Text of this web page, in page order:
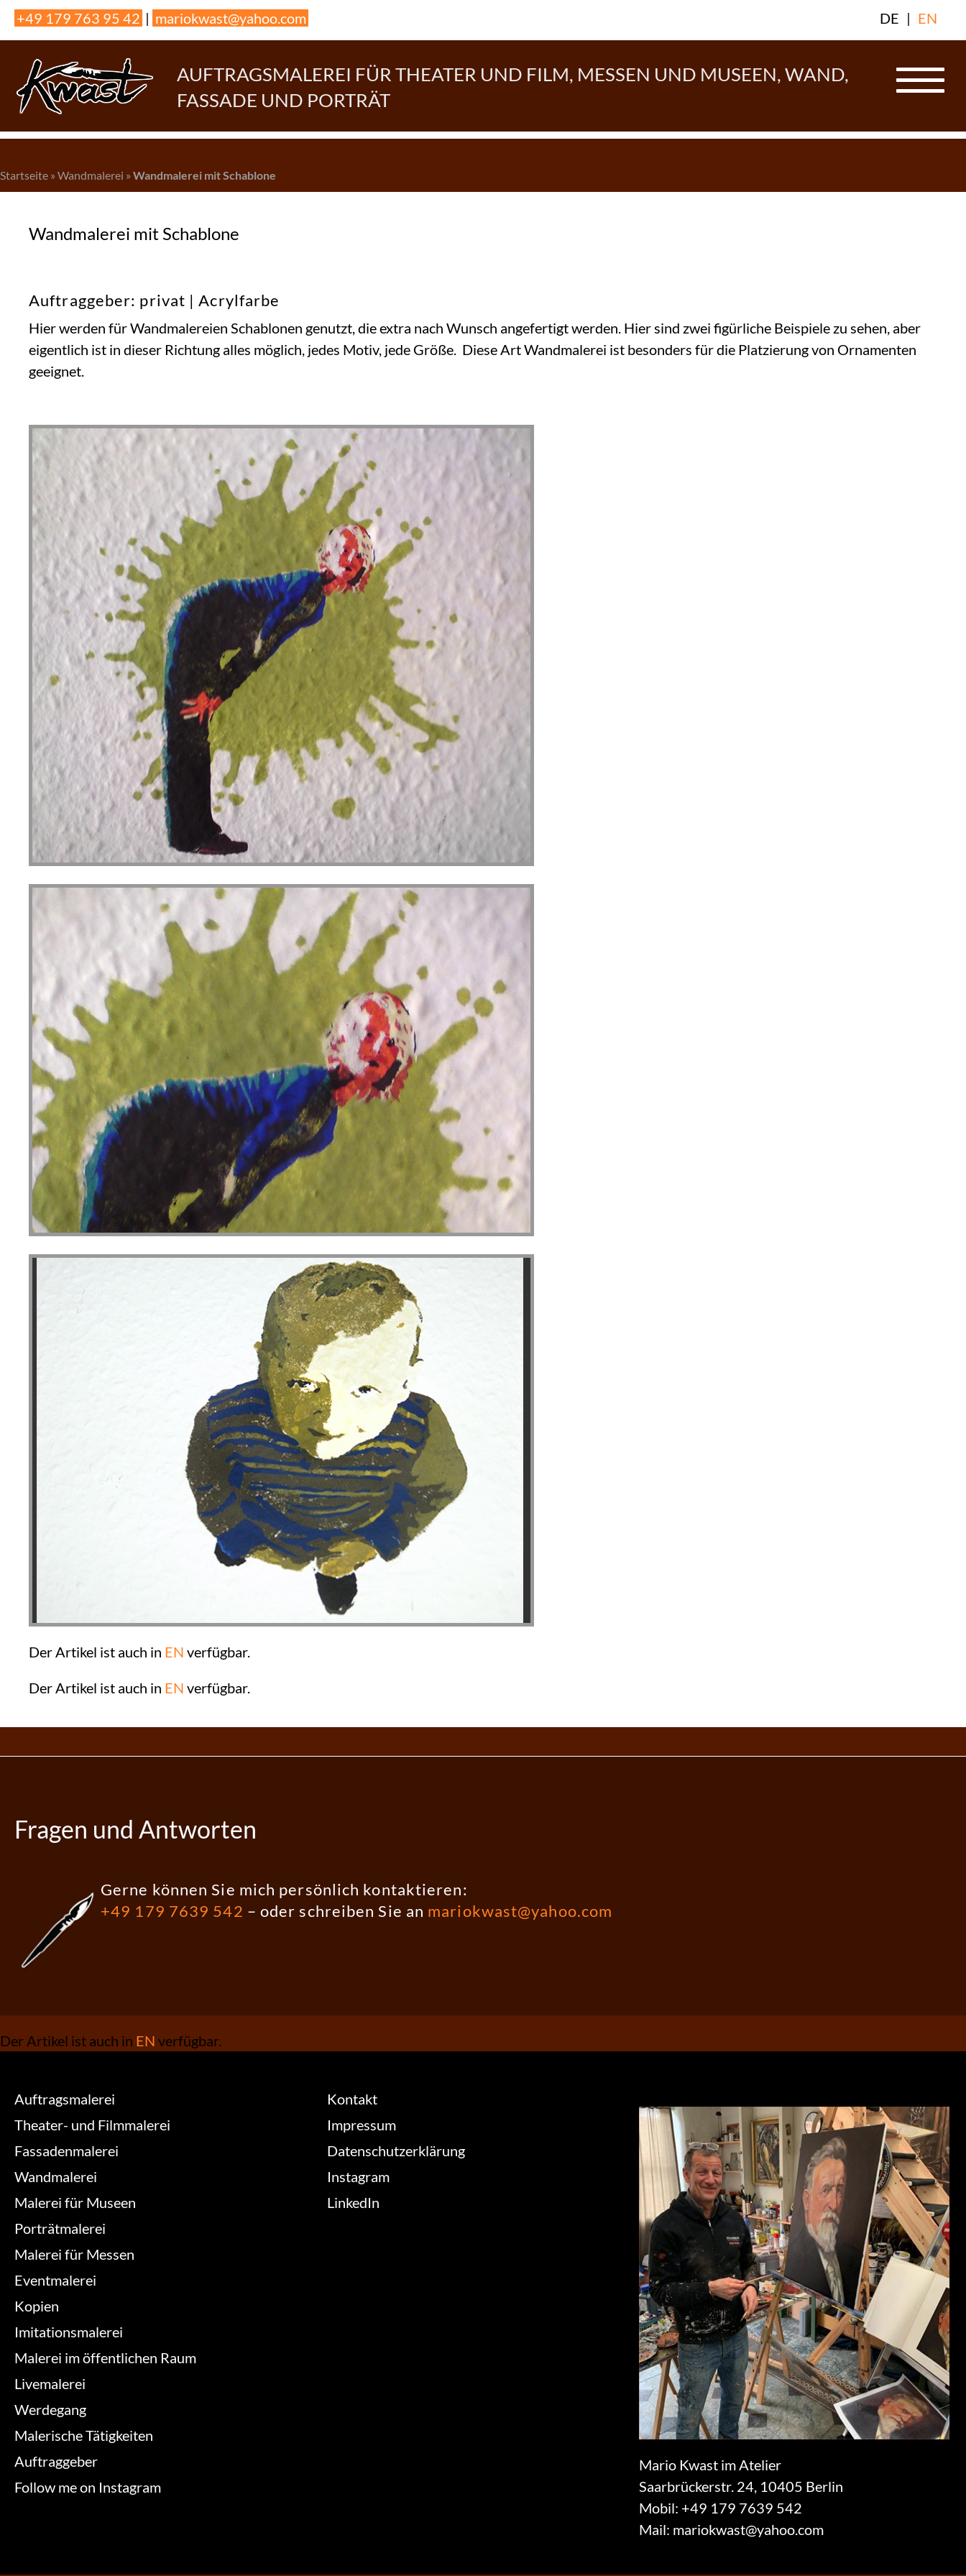
Skip+49 179 763 95 42 | mariokwast@yahoo.com DE | EN
AUFTRAGSMALEREI FÜR THEATER UND FILM, MESSEN UND MUSEEN, WAND,
FASSADE UND PORTRÄT
Startseite » Wandmalerei » Wandmalerei mit Schablone
Wandmalerei mit Schablone
Auftraggeber: privat | Acrylfarbe
Hier werden für Wandmalereien Schablonen genutzt, die extra nach Wunsch angefertigt werden. Hier sind zwei figürliche Beispiele zu sehen, aber
eigentlich ist in dieser Richtung alles möglich, jedes Motiv, jede Größe. Diese Art Wandmalerei ist besonders für die Platzierung von Ornamenten
geeignet.
Der Artikel ist auch in EN verfügbar.
Der Artikel ist auch in EN verfügbar.
Fragen und Antworten
Gerne können Sie mich persönlich kontaktieren:
+49 179 7639 542 – oder schreiben Sie an mariokwast@yahoo.com
Der Artikel ist auch in EN verfügbar.
Auftragsmalerei
Theater- und Filmmalerei
Fassadenmalerei
Wandmalerei
Malerei für Museen
Porträtmalerei
Malerei für Messen
Eventmalerei
Kopien
Imitationsmalerei
Malerei im öffentlichen Raum
Livemalerei
Werdegang
Malerische Tätigkeiten
Auftraggeber
Follow me on Instagram
Kontakt
Impressum
Datenschutzerklärung
Instagram
LinkedIn
Mario Kwast im Atelier
Saarbrückerstr. 24, 10405 Berlin
Mobil: +49 179 7639 542
Mail: mariokwast@yahoo.com